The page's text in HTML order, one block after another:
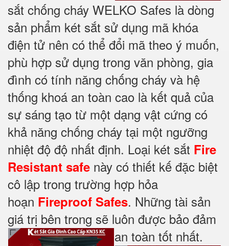
sắt chống cháy WELKO Safes là dòng
sản phẩm két sắt sử dụng mã khóa
điện tử nên có thể đổi mã theo ý muốn,
phù hợp sử dụng trong văn phòng, gia
đình có tính năng chống cháy và hệ
thống khoá an toàn cao là kết quả của
sự sáng tạo từ một dạng vật cứng có
khả năng chống cháy tại một ngưỡng
nhiệt độ độ nhất định. Loại két sắt Fire
Resistant safe này có thiết kế đặc biệt
cô lập trong trường hợp hỏa
hoạn Fireproof Safes. Những tài sản
giá trị bên trong sẽ luôn được bảo đảm
an toàn tốt nhất.